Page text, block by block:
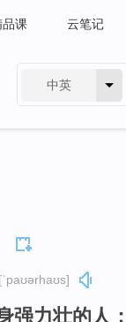
品课 云笔记
中英
[ˈpaʊərhaʊs]
强力壮的人